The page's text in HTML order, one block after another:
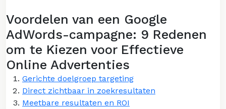
Voordelen van een Google
AdWords-campagne: 9 Redenen
om te Kiezen voor Effectieve
Online Advertenties
Gerichte doelgroep targeting
Direct zichtbaar in zoekresultaten
Meetbare resultaten en ROI